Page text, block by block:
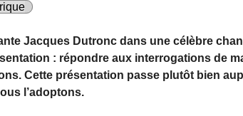
Jacques Dutronc dans une célèbre
: répondre aux interrogations de
Cette présentation passe plutôt bien
l’adoptons.